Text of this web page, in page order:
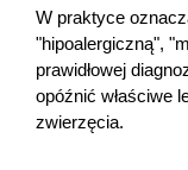
W praktyce
"hipoalergiczną",
prawidłowej
opóźnić właściwe
zwierzęcia.